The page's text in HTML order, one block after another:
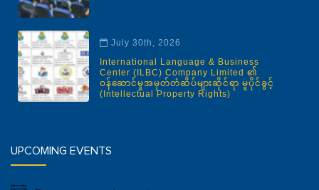
July 30th, 2026
International Language & Business
Center (ILBC) Company Limited ၏
ဝန်ဆောင်မှုအမှတ်တံဆိပ်များဆိုင်ရာ မူပိုင်ခွင့်
(Intellectual Property Rights)
UPCOMING EVENTS